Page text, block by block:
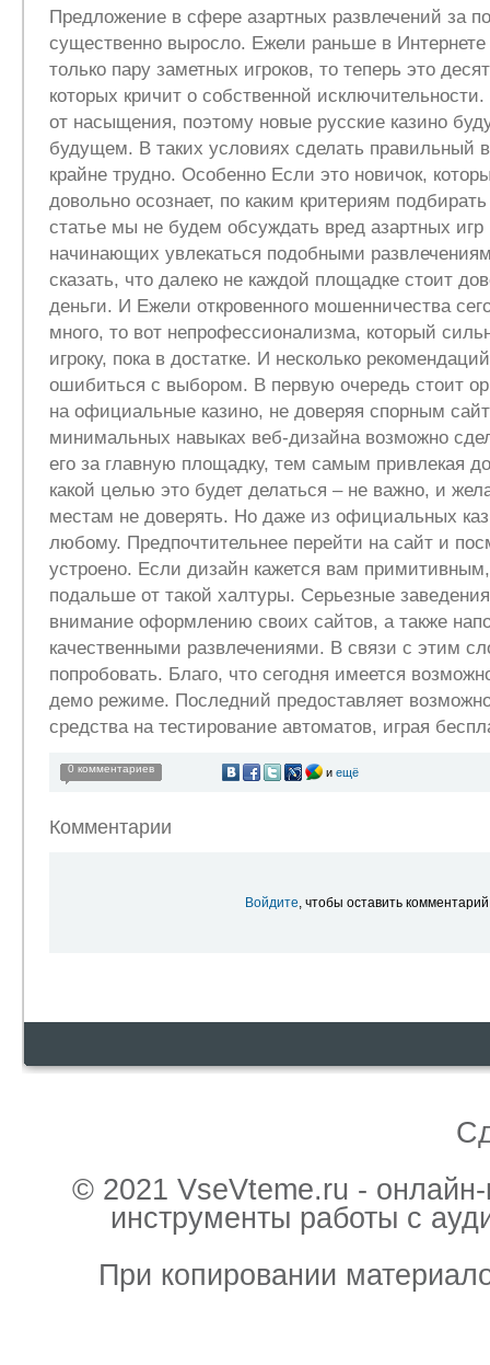
Предложение в сфере азартных развлечений за
существенно выросло. Ежели раньше в Интернете
только пару заметных игроков, то теперь это
которых кричит о собственной
от насыщения, поэтому новые русские казино
будущем. В таких условиях сделать правильный
крайне трудно. Особенно Если это новичок,
довольно осознает, по каким критериям
статье мы не будем обсуждать вред азартных игр
начинающих увлекаться подобными
сказать, что далеко не каждой площадке стоит
деньги. И Ежели откровенного мошенничества
много, то вот непрофессионализма, который
игроку, пока в достатке. И несколько
ошибиться с выбором. В первую очередь стоит
на официальные казино, не доверяя спорным
минимальных навыках веб-дизайна возможно
его за главную площадку, тем самым привлекая
какой целью это будет делаться – не важно, и
местам не доверять. Но даже из официальных
любому. Предпочтительнее перейти на сайт и
устроено. Если дизайн кажется вам
подальше от такой халтуры. Серьезные
внимание оформлению своих сайтов, а также
качественными развлечениями. В связи с этим
попробовать. Благо, что сегодня имеется
демо режиме. Последний предоставляет
средства на тестирование автоматов, играя
0 комментариев и ещё
Комментарии
Войдите, чтобы оставить комментарий
© 2021 VseVteme.ru -
инструменты работы с
При копировании